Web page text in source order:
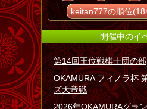
keitan777の順位
開催中のイ
第14回王位戦棋士団の部
OKAMURA フィノラ杯
ズ天帝戦
2026年OKAMURAグラ